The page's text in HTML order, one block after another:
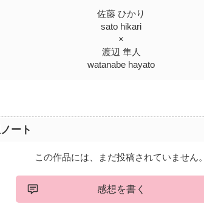
佐藤 ひかり
sato hikari
×
渡辺 隼人
watanabe hayato
ート
この作品には、まだ投稿されていません。
感想を書く